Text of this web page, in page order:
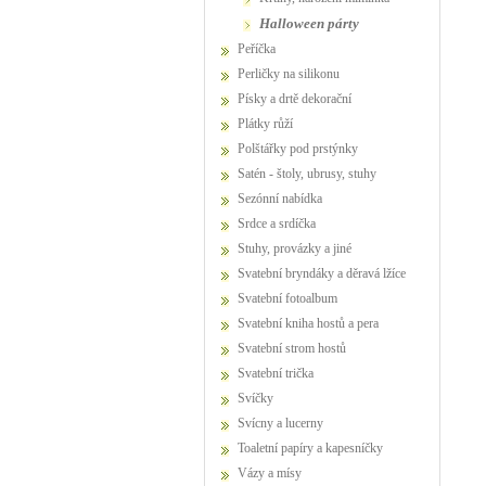
Halloween párty
Peříčka
Perličky na silikonu
Písky a drtě dekorační
Plátky růží
Polštářky pod prstýnky
Satén - štoly, ubrusy, stuhy
Sezónní nabídka
Srdce a srdíčka
Stuhy, provázky a jiné
Svatební bryndáky a děravá lžíce
Svatební fotoalbum
Svatební kniha hostů a pera
Svatební strom hostů
Svatební trička
Svíčky
Svícny a lucerny
Toaletní papíry a kapesníčky
Vázy a mísy